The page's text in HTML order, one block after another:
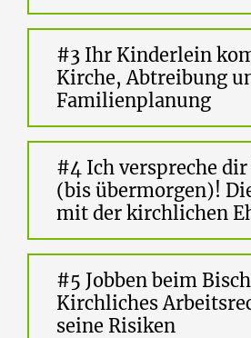
#3 Ihr Kinderlein
Kirche, Abtreibung
Familienplanung
#4 Ich verspreche dir
(bis übermorgen)!
mit der kirchlichen
#5 Jobben beim
Kirchliches
seine Risiken